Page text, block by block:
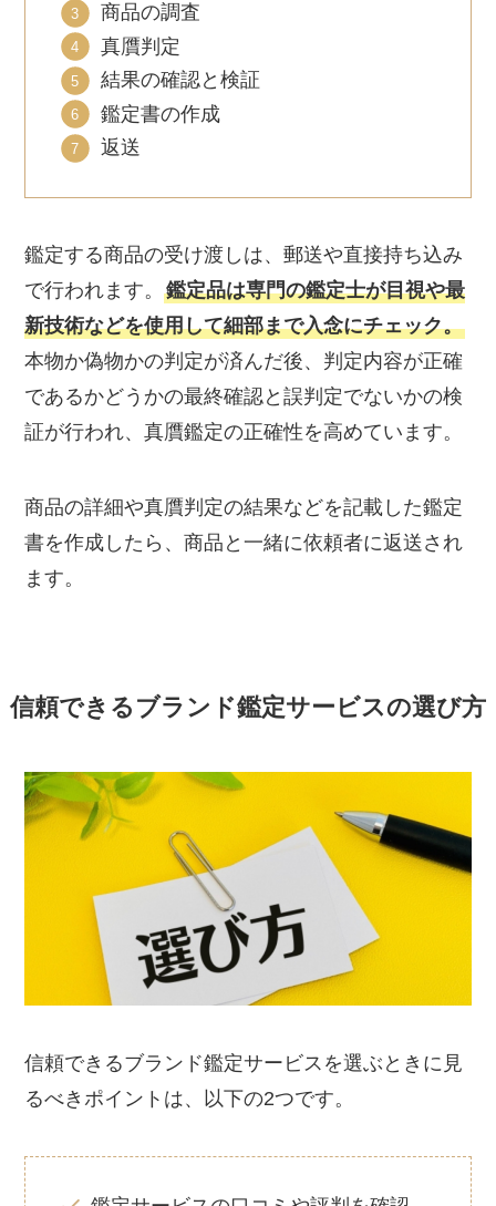
商品の調査
真贋判定
結果の確認と検証
鑑定書の作成
返送
鑑定する商品の受け渡しは、郵送や直接持ち込み
で行われます。鑑定品は専門の鑑定士が目視や最
新技術などを使用して細部まで入念にチェック。
本物か偽物かの判定が済んだ後、判定内容が正確
であるかどうかの最終確認と誤判定でないかの検
証が行われ、真贋鑑定の正確性を高めています。
商品の詳細や真贋判定の結果などを記載した鑑定
書を作成したら、商品と一緒に依頼者に返送され
ます。
信頼できるブランド鑑定サービスの選び方
信頼できるブランド鑑定サービスを選ぶときに見
るべきポイントは、以下の2つです。